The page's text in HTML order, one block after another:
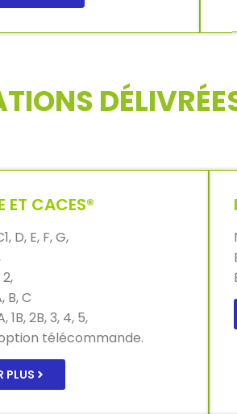
ET CACES®
D, E, F, G,
B, C
1B, 2B, 3, 4, 5,
télécommande.
PLUS